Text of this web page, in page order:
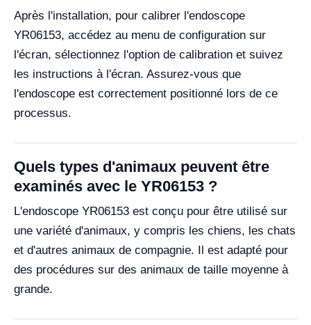
Après l'installation, pour calibrer l'endoscope
YR06153, accédez au menu de configuration sur
l'écran, sélectionnez l'option de calibration et suivez
les instructions à l'écran. Assurez-vous que
l'endoscope est correctement positionné lors de ce
processus.
Quels types d'animaux peuvent être
examinés avec le YR06153 ?
L'endoscope YR06153 est conçu pour être utilisé sur
une variété d'animaux, y compris les chiens, les chats
et d'autres animaux de compagnie. Il est adapté pour
des procédures sur des animaux de taille moyenne à
grande.